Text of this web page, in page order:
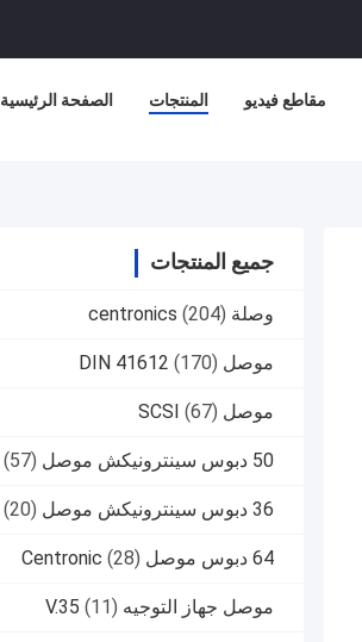
الصفحة الرئيسية المنتجات مقاطع فيديو
جميع المنتجات
وصلة centronics (204)
موصل DIN 41612 (170)
موصل SCSI (67)
50 دبوس سينترونيكش موصل (57)
36 دبوس سينترونيكش موصل (20)
64 دبوس موصل Centronic (28)
موصل جهاز التوجيه V.35 (11)